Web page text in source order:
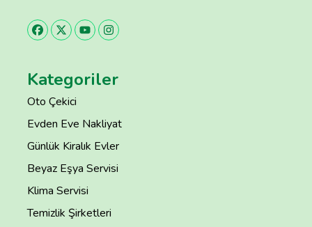
Kategoriler
Oto Çekici
Evden Eve Nakliyat
Günlük Kiralık Evler
Beyaz Eşya Servisi
Klima Servisi
Temizlik Şirketleri